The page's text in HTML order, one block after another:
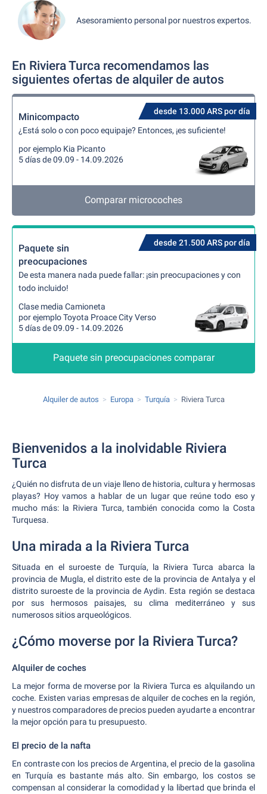
Asesoramiento personal por nuestros expertos.
En Riviera Turca recomendamos las
siguientes ofertas de alquiler de autos
desde 13.000 ARS por día
Minicompacto
¿Está solo o con poco equipaje? Entonces, ¡es suficiente!
por ejemplo Kia Picanto
5 días de 09.09 - 14.09.2026
Comparar microcoches
desde 21.500 ARS por día
Paquete sin
preocupaciones
De esta manera nada puede fallar: ¡sin preocupaciones y con
todo incluido!
Clase media Camioneta
por ejemplo Toyota Proace City Verso
5 días de 09.09 - 14.09.2026
Paquete sin preocupaciones comparar
Alquiler de autos Europa Turquía Riviera Turca
Bienvenidos a la inolvidable Riviera
Turca
¿Quién no disfruta de un viaje lleno de historia, cultura y hermosas
playas? Hoy vamos a hablar de un lugar que reúne todo eso y
mucho más: la Riviera Turca, también conocida como la Costa
Turquesa.
Una mirada a la Riviera Turca
Situada en el suroeste de Turquía, la Riviera Turca abarca la
provincia de Mugla, el distrito este de la provincia de Antalya y el
distrito suroeste de la provincia de Aydin. Esta región se destaca
por sus hermosos paisajes, su clima mediterráneo y sus
numerosos sitios arqueológicos.
¿Cómo moverse por la Riviera Turca?
Alquiler de coches
La mejor forma de moverse por la Riviera Turca es alquilando un
coche. Existen varias empresas de alquiler de coches en la región,
y nuestros comparadores de precios pueden ayudarte a encontrar
la mejor opción para tu presupuesto.
El precio de la nafta
En contraste con los precios de Argentina, el precio de la gasolina
en Turquía es bastante más alto. Sin embargo, los costos se
compensan al considerar la comodidad y la libertad que brinda el